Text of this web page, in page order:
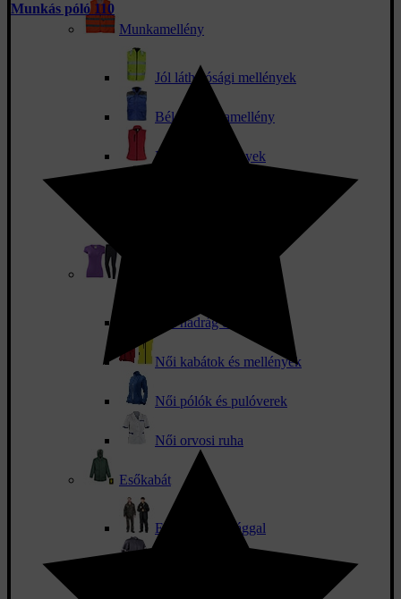
Munkamellény
Jól láthatósági mellények
Bélelt munkamellény
Női sportmellények
Női nadrág és szoknya
Női kabátok és mellények
Női pólók és pulóverek
Női orvosi ruha
Esőkabát
Esőkabát nadrággal
Munkás póló 110